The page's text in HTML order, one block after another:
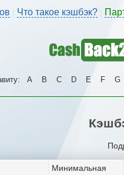
Что такое кэшбэк?
A B C D E F G
Минимальная